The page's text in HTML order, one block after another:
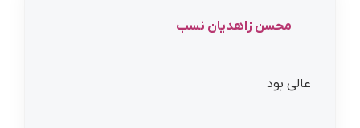
محسن زاهدیان نسب
عالی بود